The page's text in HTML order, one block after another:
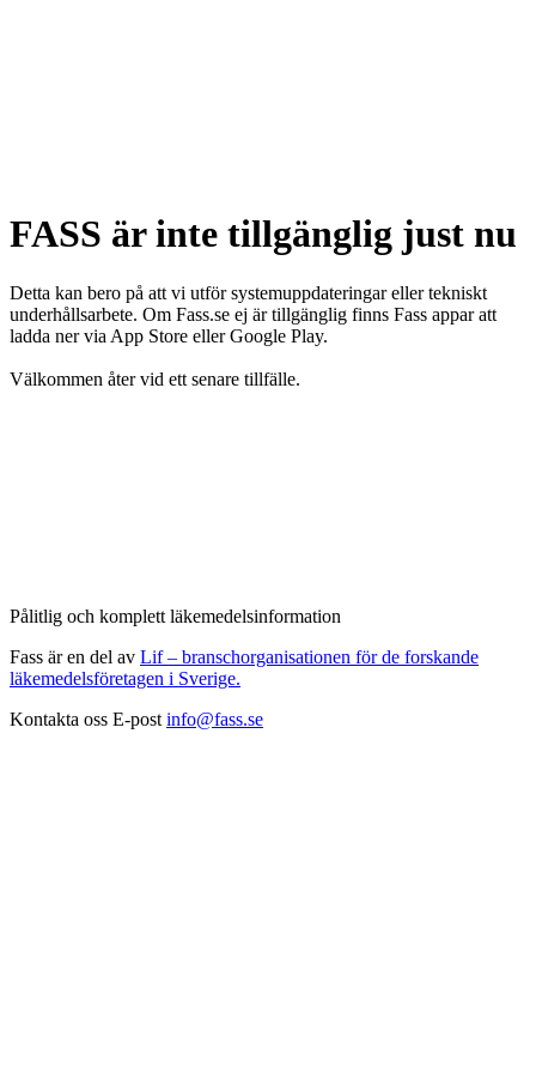
FASS är inte tillgänglig just nu
Detta kan bero på att vi utför systemuppdateringar eller tekniskt
underhållsarbete. Om Fass.se ej är tillgänglig finns Fass appar att
ladda ner via App Store eller Google Play.
Välkommen åter vid ett senare tillfälle.
Pålitlig och komplett läkemedelsinformation
Fass är en del av Lif – branschorganisationen för de forskande
läkemedelsföretagen i Sverige.
Kontakta oss E-post info@fass.se